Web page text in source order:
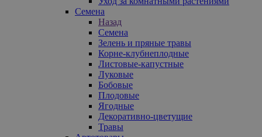
Семена
Назад
Семена
Зелень и пряные травы
Корне-клубнеплодные
Листовые-капустные
Луковые
Бобовые
Плодовые
Ягодные
Декоративно-цветущие
Травы